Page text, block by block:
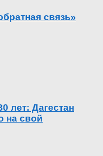
связь»
лет: Дагестан
на свой